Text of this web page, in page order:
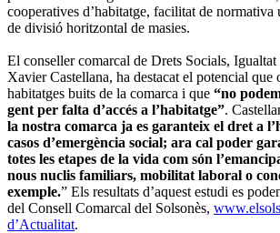
cooperatives d’habitatge, facilitat de
de divisió horitzontal de masies.
El conseller comarcal de Drets Socials, Igualtat
Xavier Castellana, ha destacat el potencial que
habitatges buits de la comarca i que “no
gent per falta d’accés a l’habitatge”.
la nostra comarca ja es garanteix el dret a
casos d’emergència social; ara cal poder
totes les etapes de la vida com són
nous nuclis familiars, mobilitat laboral o
exemple.” Els resultats d’aquest estudi es
del Consell Comarcal del Solsonès,
d’Actualitat.